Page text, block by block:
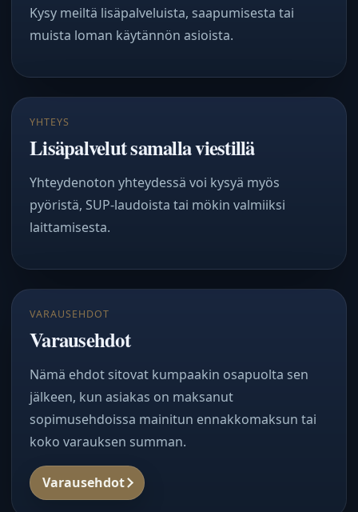
Kysy meiltä lisäpalveluista, saapumisesta tai
muista loman käytännön asioista.
YHTEYS
Lisäpalvelut samalla viestillä
Yhteydenoton yhteydessä voi kysyä myös
pyöristä, SUP-laudoista tai mökin valmiiksi
laittamisesta.
VARAUSEHDOT
Varausehdot
Nämä ehdot sitovat kumpaakin osapuolta sen
jälkeen, kun asiakas on maksanut
sopimusehdoissa mainitun ennakkomaksun tai
koko varauksen summan.
Varausehdot